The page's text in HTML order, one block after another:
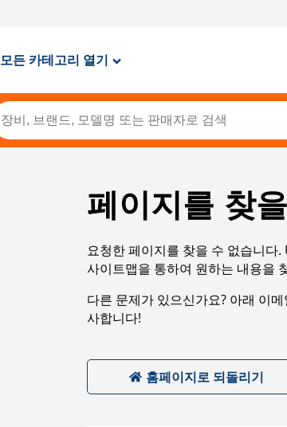
모든 카테고리 열기
페이지를 찾
요청한 페이지를 찾을 수 없습니다
사이트맵을 통하여 원하는 내용을
다른 문제가 있으신가요? 아래 이
사합니다!
홈페이지로 되돌리기